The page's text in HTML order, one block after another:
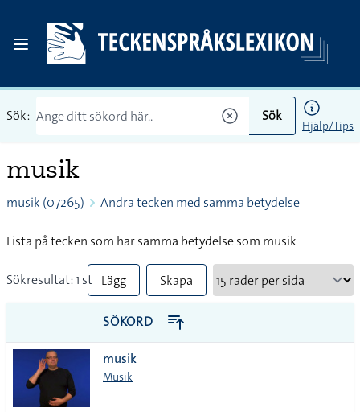
Sök: Sök
Hjälp/Tips
musik
musik (07265) Andra tecken med samma betydelse
Lista på tecken som har samma betydelse som musik
Sökresultat: 1 st Lägg
till
alla i
lista
Skapa
PDF
SÖKORD
musik
Musik